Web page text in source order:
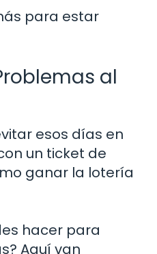
para estar
al
esos días en
un ticket de
ganar la lotería
hacer para
Aquí van